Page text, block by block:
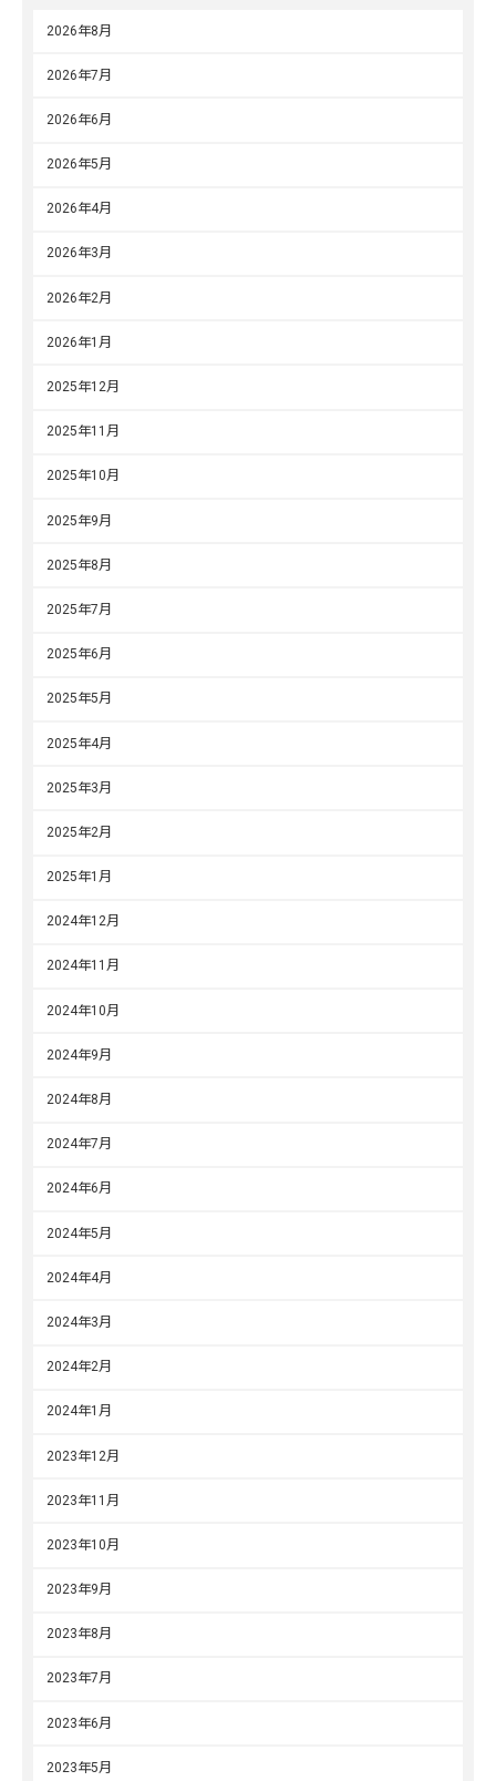
2026年8月
2026年7月
2026年6月
2026年5月
2026年4月
2026年3月
2026年2月
2026年1月
2025年12月
2025年11月
2025年10月
2025年9月
2025年8月
2025年7月
2025年6月
2025年5月
2025年4月
2025年3月
2025年2月
2025年1月
2024年12月
2024年11月
2024年10月
2024年9月
2024年8月
2024年7月
2024年6月
2024年5月
2024年4月
2024年3月
2024年2月
2024年1月
2023年12月
2023年11月
2023年10月
2023年9月
2023年8月
2023年7月
2023年6月
2023年5月